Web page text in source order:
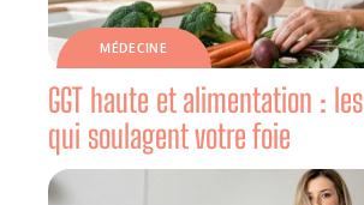
MÉDECINE
GGT haute et alimentation :
qui soulagent votre foie